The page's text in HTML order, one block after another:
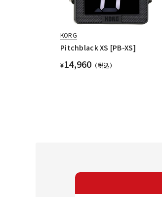
KORG
Pitchblack XS [PB-XS]
¥14,960 （税込）